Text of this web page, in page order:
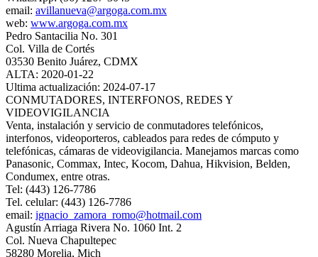
email: avillanueva@argoga.com.mx
web: www.argoga.com.mx
Pedro Santacilia No. 301
Col. Villa de Cortés
03530 Benito Juárez, CDMX
ALTA: 2020-01-22
Ultima actualización: 2024-07-17
CONMUTADORES, INTERFONOS, REDES Y
VIDEOVIGILANCIA
Venta, instalación y servicio de conmutadores telefónicos,
interfonos, videoporteros, cableados para redes de cómputo y
telefónicas, cámaras de videovigilancia. Manejamos marcas como
Panasonic, Commax, Intec, Kocom, Dahua, Hikvision, Belden,
Condumex, entre otras.
Tel: (443) 126-7786
Tel. celular: (443) 126-7786
email: ignacio_zamora_romo@hotmail.com
Agustín Arriaga Rivera No. 1060 Int. 2
Col. Nueva Chapultepec
58280 Morelia, Mich